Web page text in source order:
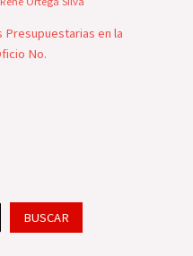
BUSCAR